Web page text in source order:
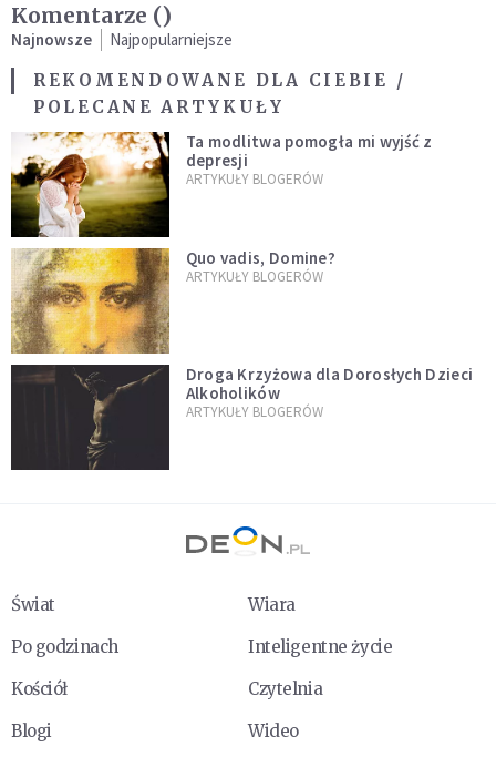
Komentarze ()
Najnowsze
Najpopularniejsze
REKOMENDOWANE DLA CIEBIE /
POLECANE ARTYKUŁY
Ta modlitwa pomogła mi wyjść z
depresji
ARTYKUŁY BLOGERÓW
Quo vadis, Domine?
ARTYKUŁY BLOGERÓW
Droga Krzyżowa dla Dorosłych Dzieci
Alkoholików
ARTYKUŁY BLOGERÓW
Świat
Wiara
Po godzinach
Inteligentne życie
Kościół
Czytelnia
Blogi
Wideo